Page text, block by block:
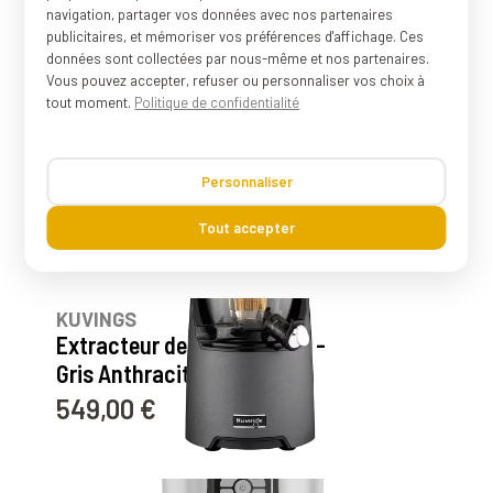
soupe et smoothie - Rouge
Prix
499,00 €
115avis
Blender sous vide SV500 pour
soupe et smoothie - Gris Silver
KUVINGS
Extracteur de jus EVO820S -
Gris Anthracite
Prix
549,00 €
39avis
navigation, partager vos données avec nos partenaires
publicitaires, et mémoriser vos préférences d'affichage. Ces
données sont collectées par nous-même et nos partenaires.
Vous pouvez accepter, refuser ou personnaliser vos choix à
tout moment. Politique de confidentialité
Personnaliser
Tout accepter